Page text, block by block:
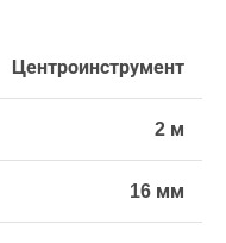
Центроинструмент
2 м
16 мм